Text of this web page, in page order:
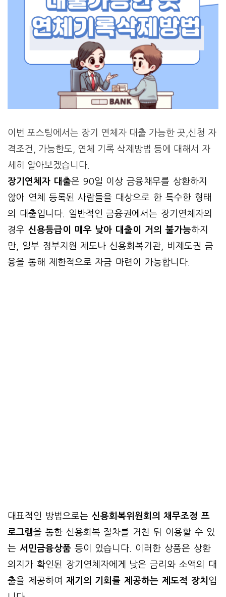
이번 포스팅에서는 장기 연체자 대출 가능한 곳,신청 자
격조건, 가능한도, 연체 기록 삭제방법 등에 대해서 자
세히 알아보겠습니다.
장기연체자 대출은 90일 이상 금융채무를 상환하지
않아 연체 등록된 사람들을 대상으로 한 특수한 형태
의 대출입니다. 일반적인 금융권에서는 장기연체자의
경우 신용등급이 매우 낮아 대출이 거의 불가능하지
만, 일부 정부지원 제도나 신용회복기관, 비제도권 금
융을 통해 제한적으로 자금 마련이 가능합니다.
대표적인 방법으로는 신용회복위원회의 채무조정 프
로그램을 통한 신용회복 절차를 거친 뒤 이용할 수 있
는 서민금융상품 등이 있습니다. 이러한 상품은 상환
의지가 확인된 장기연체자에게 낮은 금리와 소액의 대
출을 제공하여 재기의 기회를 제공하는 제도적 장치 입